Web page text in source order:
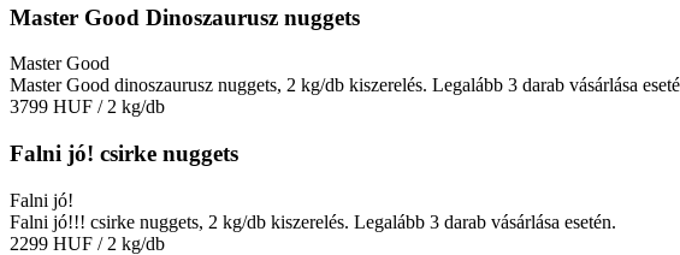
Master Good Dinoszaurusz nuggets
Master Good
Master Good dinoszaurusz nuggets, 2 kg/db kiszerelés. Legalább 3 darab vásárlása
3799 HUF / 2 kg/db
Falni jó! csirke nuggets
Falni jó!
Falni jó!!! csirke nuggets, 2 kg/db kiszerelés. Legalább 3 darab vásárlása esetén.
2299 HUF / 2 kg/db